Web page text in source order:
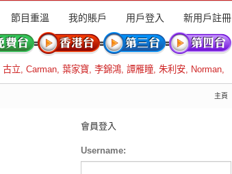
節目重溫 我的賬戶 用戶登入 新用戶註冊
古立, Carman, 葉家寶, 李錦鴻, 譚雁瞳, 朱利安, Norman,
主頁
會員登入
Username: